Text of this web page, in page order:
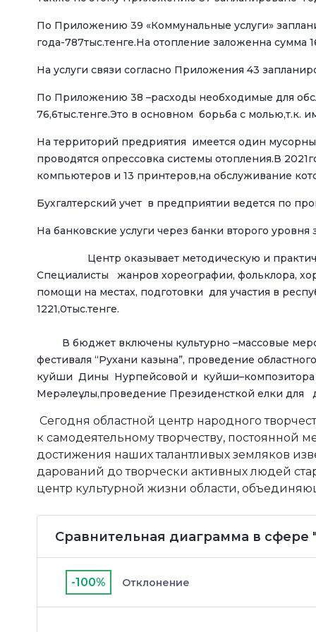
По Приложению 39 «Коммунальные услуги»
года-787тыс.тенге.На отопление заложенна сумма
На услуги связи согласно Приложения 43
По Приложению 38 –расходы необходимые для
76,6тыс.тенге.Это в основном борьба с молью,т.к.
На территорий предриятия имеется один
проводятся опрессовка системы отопления.В
компьютеров и 13 принтеров,на обслуживание
Бухгалтерский учет в предприятии ведется по
На банковские услуги через банки второго
Центр оказывает методическую и
Специалисты жанров хореографии, фольклора,
помощи на местах, подготовки для участия в
В бюджет включены культурно –массовые
фестиваля “Рухани казына”, проведение
куйши Дины Нурпейсовой и куйши–композитора
Мерәлеұлы,проведение Президенсткой елки для
Сегодня областной центр народного
к самодеятельному творчеству,
достижения наших талантливых земляков
дарований до творчески активных людей
центр культурной жизни области,
Сравнительная диаграмма в сфере
-100% Отклонение